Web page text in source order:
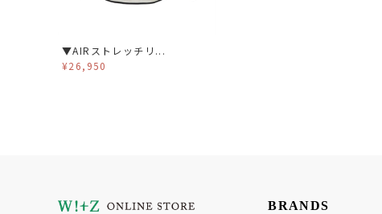
▼AIRストレッチリ...
¥26,950
BRANDS